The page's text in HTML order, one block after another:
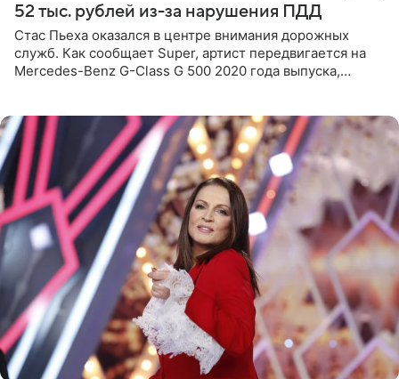
52 тыс. рублей из-за нарушения ПДД
Стас Пьеха оказался в центре внимания дорожных
служб. Как сообщает Super, артист передвигается на
Mercedes-Benz G-Class G 500 2020 года выпуска,